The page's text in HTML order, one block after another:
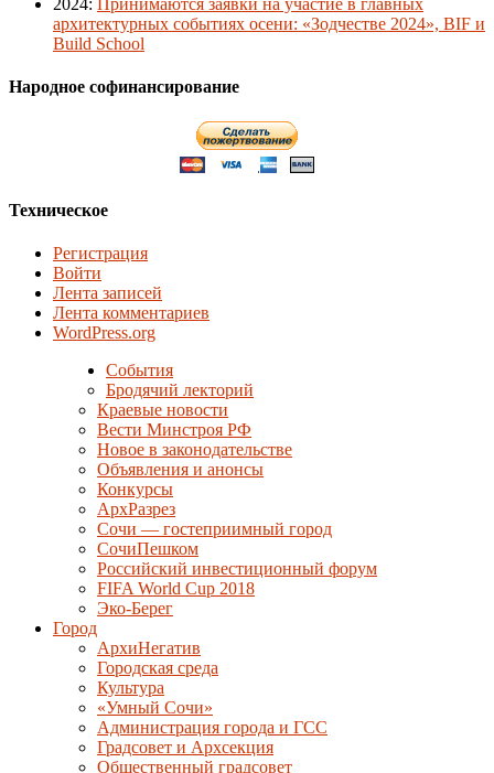
2024:
Принимаются заявки на участие в главных
архитектурных событиях осени: «Зодчестве 2024», BIF и
Build School
Народное софинансирование
Техническое
Регистрация
Войти
Лента записей
Лента комментариев
WordPress.org
События
Бродячий лекторий
Краевые новости
Вести Минстроя РФ
Новое в законодательстве
Объявления и анонсы
Конкурсы
АрхРазрез
Сочи — гостеприимный город
СочиПешком
Российский инвестиционный форум
FIFA World Cup 2018
Эко-Берег
Город
АрхиНегатив
Городская среда
Культура
«Умный Сочи»
Администрация города и ГСС
Градсовет и Архсекция
Общественный градсовет